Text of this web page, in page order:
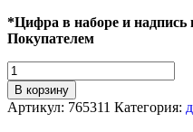
*Цифра в наборе и
Покупателем
Количество
Воздушные
шары
с
В корзину
Артикул: 765311 Категория: